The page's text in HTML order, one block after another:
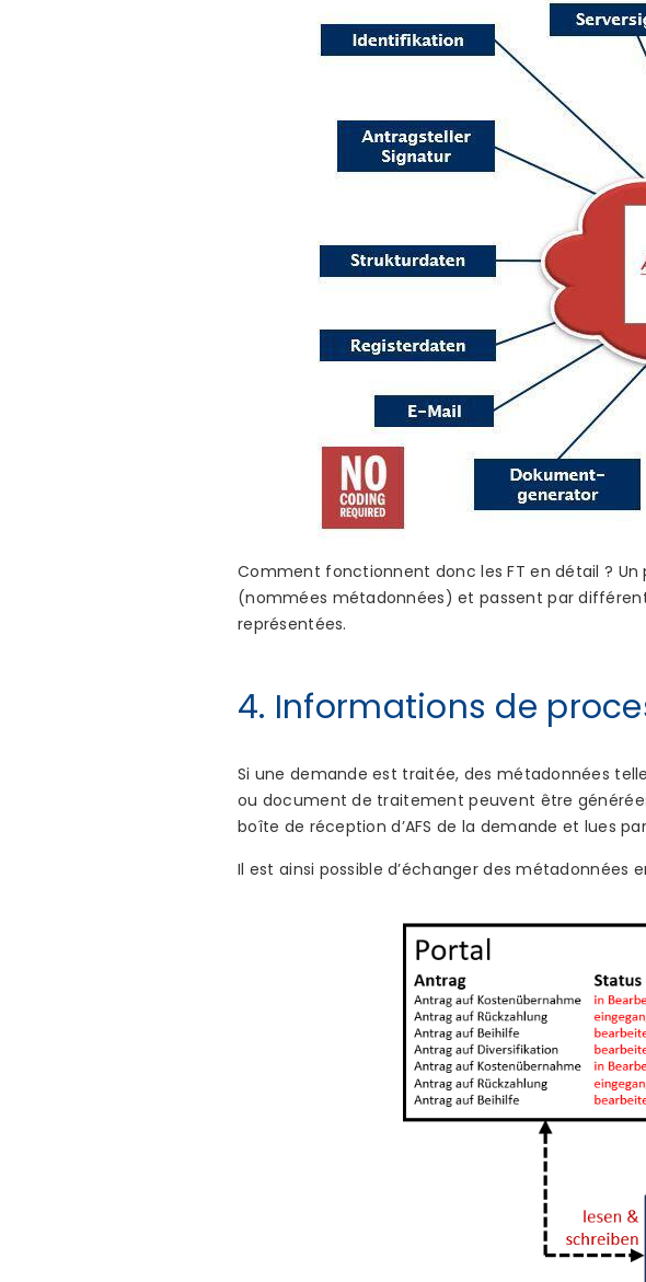
Comment fonctionnent donc les FT en détail ?
(nommées métadonnées) et passent par
représentées.
4. Informations de
Si une demande est traitée, des métadonnées
ou document de traitement peuvent être
boîte de réception d’AFS de la demande et lues
Il est ainsi possible d’échanger des